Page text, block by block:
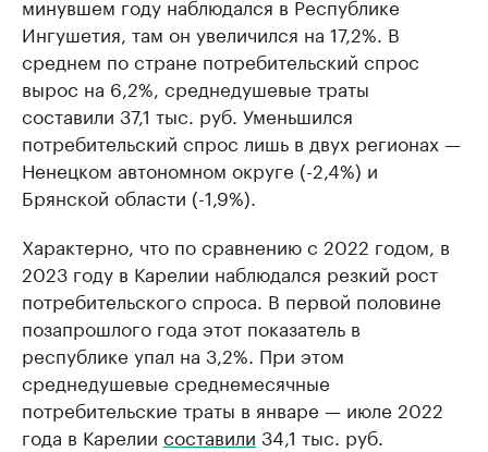
минувшем году наблюдался в Республике
Ингушетия, там он увеличился на 17,2%. В
среднем по стране потребительский спрос
вырос на 6,2%, среднедушевые траты
составили 37,1 тыс. руб. Уменьшился
потребительский спрос лишь в двух регионах —
Ненецком автономном округе (-2,4%) и
Брянской области (-1,9%).
Характерно, что по сравнению с 2022 годом, в
2023 году в Карелии наблюдался резкий рост
потребительского спроса. В первой половине
позапрошлого года этот показатель в
республике упал на 3,2%. При этом
среднедушевые среднемесячные
потребительские траты в январе — июле 2022
года в Карелии составили 34,1 тыс. руб.